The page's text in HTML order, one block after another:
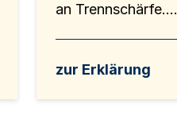
an Trennschärfe....
zur Erklärung